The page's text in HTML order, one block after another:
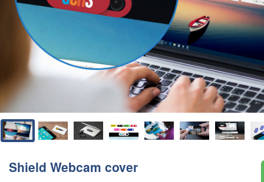
Shield Webcam cover